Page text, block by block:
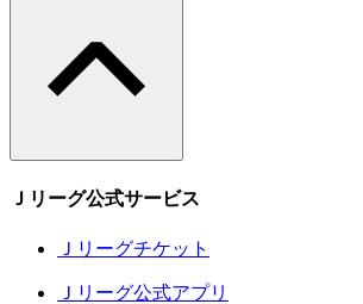
Ｊリーグ公式サービス
Ｊリーグチケット
Ｊリーグ公式アプリ